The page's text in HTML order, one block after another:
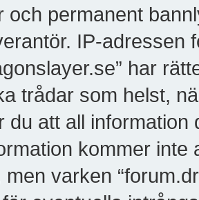
och permanent
IP-adressen
har
trådar som helst,
du att all
kommer
varken